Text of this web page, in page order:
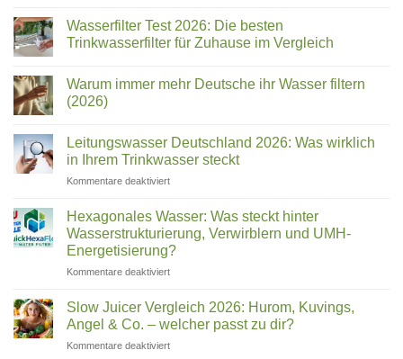
10
NAIS,
BLUE
Welcher
Gerät?
Wasserfilter Test 2026: Die besten
Trinkwasserfilter für Zuhause im Vergleich
zu
Wasserfilter
Test
besten
Trinkwasserfilter
für
Zuhause
Warum immer mehr Deutsche ihr Wasser filtern
(2026)
zu
Warum
immer
mehr
Wasser
filtern
(2026)
Leitungswasser Deutschland 2026: Was wirklich
in Ihrem Trinkwasser steckt
Kommentare deaktiviertfür
Deutschland
Was
wirklich
in
Trinkwasser
steckt
Hexagonales Wasser: Was steckt hinter
Wasserstrukturierung, Verwirblern und UMH-
Energetisierung?
Kommentare deaktiviertfür
Wasser:
Was
steckt
hinter
Slow Juicer Vergleich 2026: Hurom, Kuvings,
Angel & Co. – welcher passt zu dir?
Kommentare deaktiviertfür